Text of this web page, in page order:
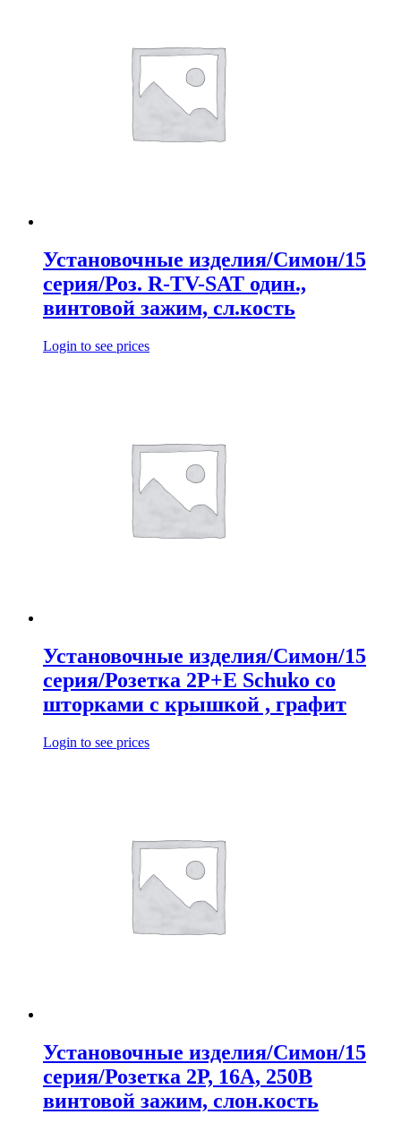
Установочные изделия/Симон/15
серия/Роз. R-TV-SAT один.,
винтовой зажим, сл.кость
Login to see prices
Установочные изделия/Симон/15
серия/Розетка 2P+E Schuko со
шторками с крышкой , графит
Login to see prices
Установочные изделия/Симон/15
серия/Розетка 2Р, 16А, 250В
винтовой зажим, слон.кость